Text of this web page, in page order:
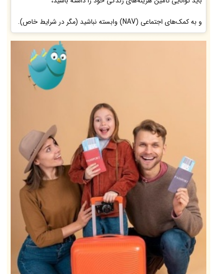
و به کمک‌های اجتماعی (NAV) وابسته نباشید (مگر در شرایط خاص).